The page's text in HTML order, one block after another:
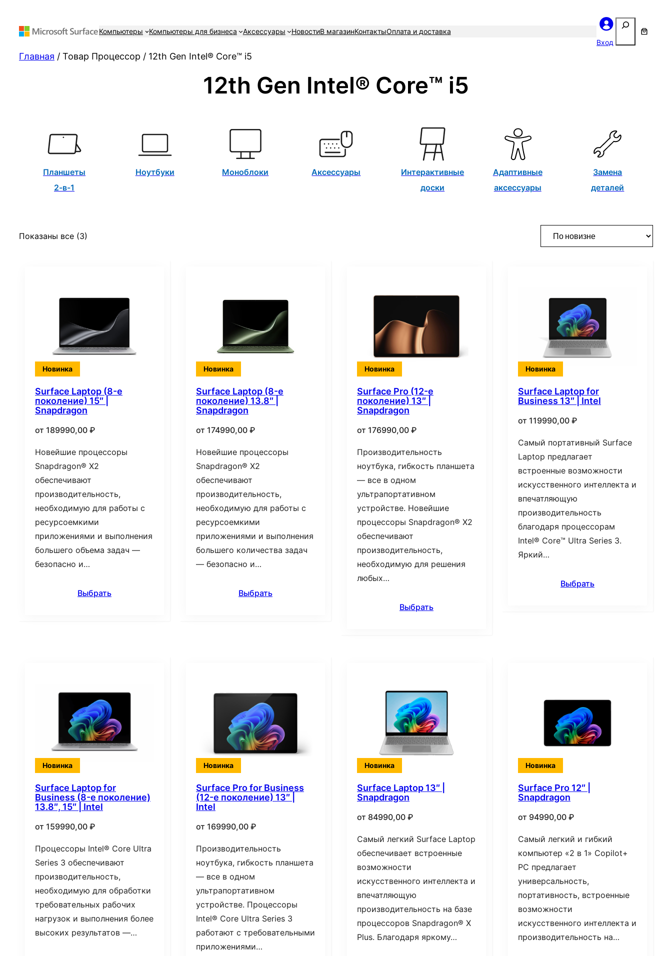
Компьютеры Компьютеры для бизнеса Аксессуары НовостиВ магазинКонтактыОплата и доставка
Вход
Поиск
Главная / Товар Процессор / 12th Gen Intel® Core™ i5
12th Gen Intel® Core™ i5
Планшеты
2-в-1
Ноутбуки Моноблоки Аксессуары
Интерактивные
доски
Адаптивные
аксессуары
Замена
деталей
Показаны все (3)
Новинка
Surface Laptop (8-е
поколение) 15″ |
Snapdragon
от 189990,00 ₽
Новейшие процессоры
Snapdragon® X2
обеспечивают
производительность,
необходимую для работы с
ресурсоемкими
приложениями и выполнения
большего объема задач —
безопасно и…
Выбрать
Новинка
Surface Laptop (8-е
поколение) 13.8″ |
Snapdragon
от 174990,00 ₽
Новейшие процессоры
Snapdragon® X2
обеспечивают
производительность,
необходимую для работы с
ресурсоемкими
приложениями и выполнения
большего количества задач
— безопасно и…
Выбрать
Новинка
Surface Pro (12-е
поколение) 13″ |
Snapdragon
от 176990,00 ₽
Производительность
ноутбука, гибкость планшета
— все в одном
ультрапортативном
устройстве. Новейшие
процессоры Snapdragon® X2
обеспечивают
производительность,
необходимую для решения
любых…
Выбрать
Новинка
Surface Laptop for
Business 13″ | Intel
от 119990,00 ₽
Самый портативный Surface
Laptop предлагает
встроенные возможности
искусственного интеллекта и
впечатляющую
производительность
благодаря процессорам
Intel® Core™ Ultra Series 3.
Яркий…
Выбрать
Новинка
Surface Laptop for
Business (8-е поколение)
13.8″, 15″ | Intel
от 159990,00 ₽
Процессоры Intel® Core Ultra
Series 3 обеспечивают
производительность,
необходимую для обработки
требовательных рабочих
нагрузок и выполнения более
высоких результатов —…
Новинка
Surface Pro for Business
(12-е поколение) 13″ |
Intel
от 169990,00 ₽
Производительность
ноутбука, гибкость планшета
— все в одном
ультрапортативном
устройстве. Процессоры
Intel® Core Ultra Series 3
работают с требовательными
приложениями…
Новинка
Surface Laptop 13″ |
Snapdragon
от 84990,00 ₽
Самый легкий Surface Laptop
обеспечивает встроенные
возможности
искусственного интеллекта и
впечатляющую
производительность на базе
процессоров Snapdragon® X
Plus. Благодаря яркому…
Новинка
Surface Pro 12″ |
Snapdragon
от 94990,00 ₽
Самый легкий и гибкий
компьютер «2 в 1» Copilot+
PC предлагает
универсальность,
портативность, встроенные
возможности
искусственного интеллекта и
производительность на…